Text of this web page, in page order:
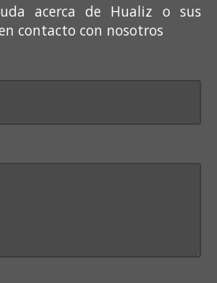
acerca de Hualiz o sus
contacto con nosotros